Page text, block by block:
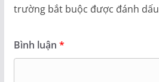
trường bắt buộc được đánh dấu
Bình luận *